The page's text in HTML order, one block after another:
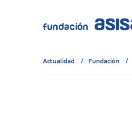
Actualidad Fundación